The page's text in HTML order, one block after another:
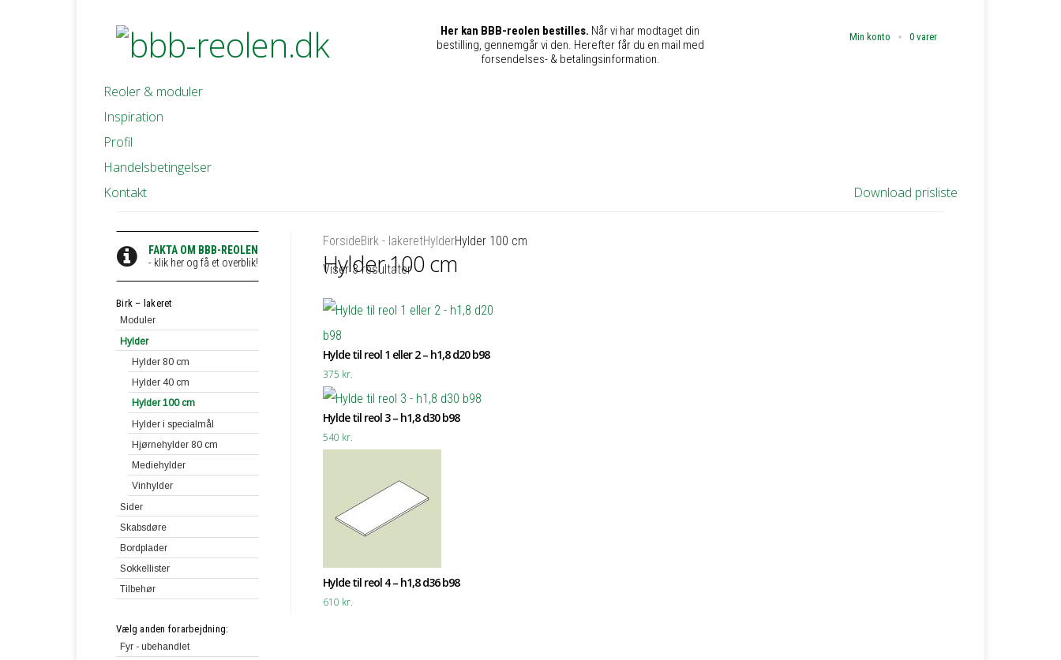
Min konto 0 varer
Her kan BBB-reolen bestilles. Når vi har modtaget din
bestilling, gennemgår vi den. Herefter får du en mail med
forsendelses- & betalingsinformation.
Reoler & moduler
Inspiration
Profil
Handelsbetingelser
Download prisliste
Kontakt
ForsideBirk - lakeretHylderHylder 100 cm
Hylder 100 cm
Viser 3 resultater
Hylde til reol 1 eller 2 – h1,8 d20 b98
375 kr.
Hylde til reol 3 – h1,8 d30 b98
540 kr.
Hylde til reol 4 – h1,8 d36 b98
610 kr.
FAKTA OM BBB-REOLEN
- klik her og få et overblik!
Birk – lakeret
Moduler
Moduler 80 cm
Moduler 40 cm
Hjørnemoduler 80 cm
Skabsmoduler 80 cm
Skabsmoduler 40 cm
Skuffemoduler 80 cm
Skuffemoduler 40 cm
Hylder
Hylder 80 cm
Hylder 40 cm
Hylder 100 cm
Hylder i specialmål
Hjørnehylder 80 cm
Mediehylder
Vinhylder
Sider
Skabsdøre
Bordplader
Skriveplader
Skrivebordsplader
Sokkellister
Tilbehør
Vælg anden forarbejdning:
Fyr - ubehandlet